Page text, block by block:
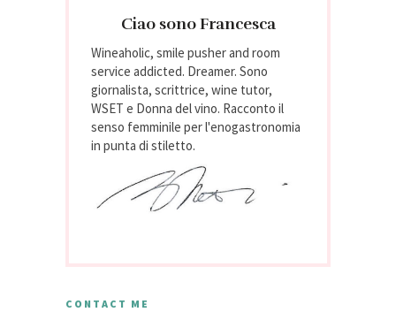
Ciao sono Francesca
Wineaholic, smile pusher and room
service addicted. Dreamer. Sono
giornalista, scrittrice, wine tutor,
WSET e Donna del vino. Racconto il
senso femminile per l'enogastronomia
in punta di stiletto.
CONTACT ME